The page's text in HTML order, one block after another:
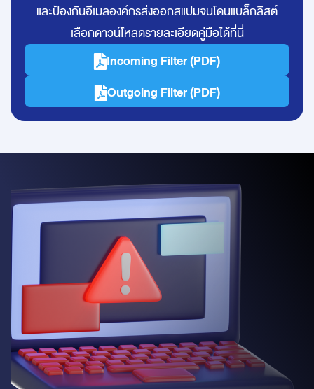
และป้องกันอีเมลองค์กรส่งออกสแปมจนโดนแบล็กลิสต์
เลือกดาวน์โหลดรายละเอียดคู่มือได้ที่นี่
Incoming Filter (PDF)
Outgoing Filter (PDF)